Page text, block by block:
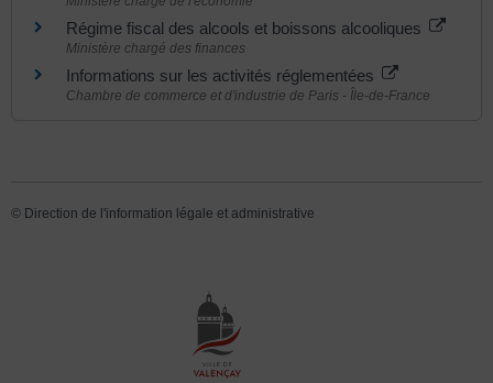
Régime fiscal des alcools et boissons alcooliques
Ministère chargé des finances
Informations sur les activités réglementées
Chambre de commerce et d'industrie de Paris - Île-de-France
© Direction de l'information légale et administrative